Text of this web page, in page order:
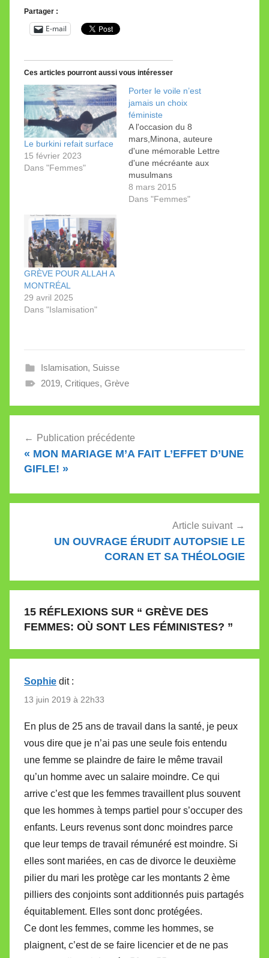
Partager :
E-mail
Ces articles pourront aussi vous intéresser
Le burkini refait surface
15 février 2023
Dans "Femmes"
Porter le voile n’est
jamais un choix
féministe
A l'occasion du 8
mars,Minona, auteure
d'une mémorable Lettre
d'une mécréante aux
musulmans
modérés,analyse le lien
entre foulard et
8 mars 2015
Dans "Femmes"
GRÈVE POUR ALLAH A
MONTRÉAL
29 avril 2025
Dans "Islamisation"
Islamisation, Suisse
2019, Critiques, Grève
l’article
Publication précédente
« MON MARIAGE M’A FAIT L’EFFET D’UNE
GIFLE! »
Article suivant
UN OUVRAGE ÉRUDIT AUTOPSIE LE
CORAN ET SA THÉOLOGIE
15 RÉFLEXIONS SUR “ GRÈVE DES
FEMMES: OÙ SONT LES FÉMINISTES? ”
Sophie dit :
13 juin 2019 à 22h33
En plus de 25 ans de travail dans la santé, je peux
vous dire que je n’ai pas une seule fois entendu
une femme se plaindre de faire le même travail
qu’un homme avec un salaire moindre. Ce qui
arrive c’est que les femmes travaillent plus souvent
que les hommes à temps partiel pour s’occuper des
enfants. Leurs revenus sont donc moindres parce
que leur temps de travail rémunéré est moindre. Si
elles sont mariées, en cas de divorce le deuxième
pilier du mari les protège car les montants 2 ème
pilliers des conjoints sont additionnés puis partagés
équitablement. Elles sont donc protégées.
Ce dont les femmes, comme les hommes, se
plaignent, c’est de se faire licencier et de ne pas